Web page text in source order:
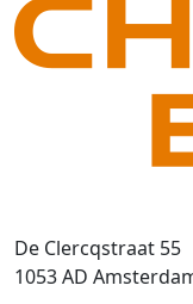
De Clercqstraat 55
1053 AD